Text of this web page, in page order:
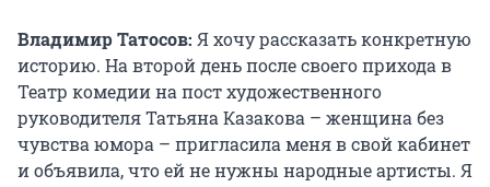
Владимир Татосов: Я хочу рассказать конкретную
историю. На второй день после своего прихода в
Театр комедии на пост художественного
руководителя Татьяна Казакова – женщина без
чувства юмора – пригласила меня в свой кабинет
и объявила, что ей не нужны народные артисты. Я